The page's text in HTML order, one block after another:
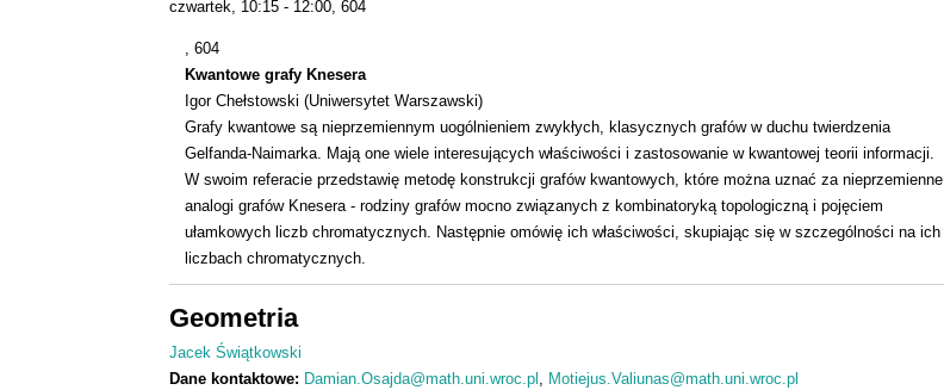
czwartek 10:15 12:00 604
, 604
Kwantowe grafy Knesera
Igor Chełstowski (Uniwersytet Warszawski)
Grafy kwantowe są nieprzemiennym uogólnieniem zwykłych, klasycznych grafów w duchu twierdzenia
Gelfanda-Naimarka. Mają one wiele interesujących właściwości i zastosowanie w kwantowej teorii informacji.
W swoim referacie przedstawię metodę konstrukcji grafów kwantowych, które można uznać za nieprzemienne
analogi grafów Knesera - rodziny grafów mocno związanych z kombinatoryką topologiczną i pojęciem
ułamkowych liczb chromatycznych. Następnie omówię ich właściwości, skupiając się w szczególności na ich
liczbach chromatycznych.
Geometria
Jacek Świątkowski
Dane kontaktowe: Damian.Osajda@math.uni.wroc.pl
Motiejus.Valiunas@math.uni.wroc.pl